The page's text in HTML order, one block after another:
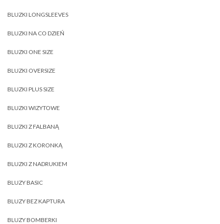
BLUZKI LONGSLEEVES
BLUZKI NA CO DZIEŃ
BLUZKI ONE SIZE
BLUZKI OVERSIZE
BLUZKI PLUS SIZE
BLUZKI WIZYTOWE
BLUZKI Z FALBANĄ
BLUZKI Z KORONKĄ
BLUZKI Z NADRUKIEM
BLUZY BASIC
BLUZY BEZ KAPTURA
BLUZY BOMBERKI